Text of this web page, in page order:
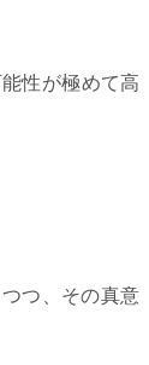
性が極めて高
つ、その真意